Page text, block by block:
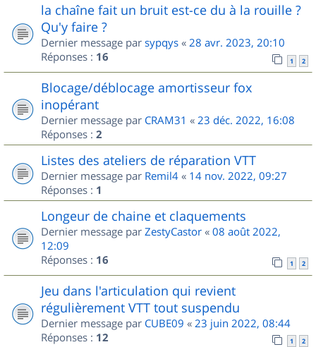
la chaîne fait un bruit est-ce du à la rouille ?
Qu'y faire ?
Dernier message par sypqys « 28 avr. 2023, 20:10
Réponses : 16 1 2
Blocage/déblocage amortisseur fox
inopérant
Dernier message par CRAM31 « 23 déc. 2022, 16:08
Réponses : 2
Listes des ateliers de réparation VTT
Dernier message par Remil4 « 14 nov. 2022, 09:27
Réponses : 1
Longeur de chaine et claquements
Dernier message par ZestyCastor « 08 août 2022,
12:09
Réponses : 16 1 2
Jeu dans l'articulation qui revient
régulièrement VTT tout suspendu
Dernier message par CUBE09 « 23 juin 2022, 08:44
Réponses : 12 1 2